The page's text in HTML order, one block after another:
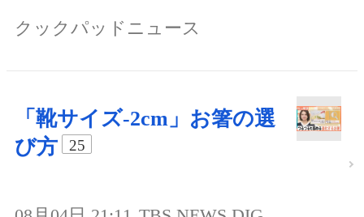
クックパッドニュース
「靴サイズ-2cm」お箸の選
び方
25